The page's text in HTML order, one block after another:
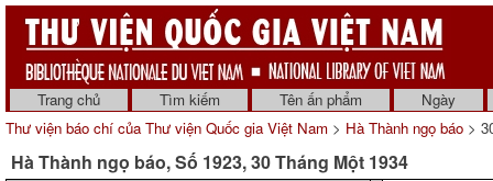
Trang chủ Tìm kiếm Tên ấn phẩm
Ngày
Thư viện báo chí của Thư viện Quốc gia Việt Nam > Hà Thành ngọ báo >
Hà Thành ngọ báo, Số 1923, 30 Tháng Một 1934